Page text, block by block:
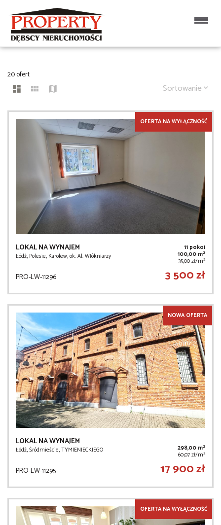
LOKALE NA WYNAJEM
20 ofert
Sortowanie
OFERTA NA WYŁĄCZNOŚĆ
LOKAL NA WYNAJEM
Łódź, Polesie, Karolew, ok. Al. Włókniarzy
11 pokoi
100,00 m2
35,00 zł/m2
PRO-LW-11296 3 500 zł
NOWA OFERTA
LOKAL NA WYNAJEM
Łódź, Śródmieście, TYMIENIECKIEGO 298,00 m2
60,07 zł/m2
PRO-LW-11295 17 900 zł
OFERTA NA WYŁĄCZNOŚĆ